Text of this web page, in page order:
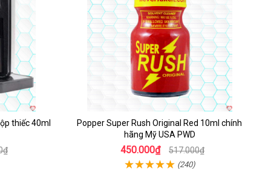
thiếc 40ml
Popper Super Rush Original Red 10ml chính
hãng Mỹ USA PWD
450.000₫ 517.000₫
(240)